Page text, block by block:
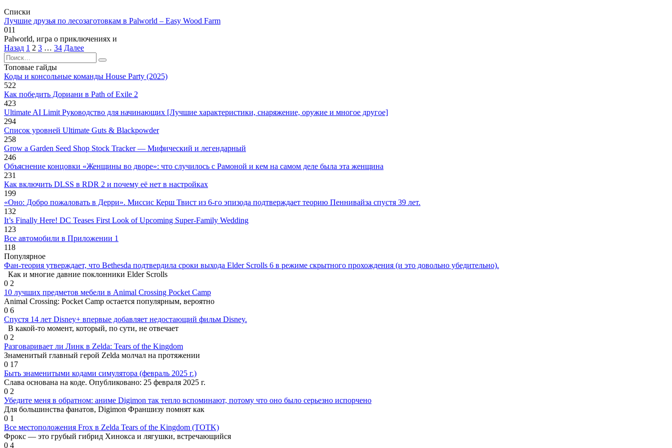
Списки
Лучшие друзья по лесозаготовкам в Palworld – Easy Wood Farm
011
Palworld, игра о приключениях и
Пагинация
записей
Назад 1 2 3 … 34 Далее
Search
for:
Топовые гайды
Коды и консольные команды House Party (2025)
522
Как победить Дориани в Path of Exile 2
423
Ultimate AI Limit Руководство для начинающих [Лучшие характеристики, снаряжение, оружие и многое другое]
294
Список уровней Ultimate Guts & Blackpowder
258
Grow a Garden Seed Shop Stock Tracker — Мифический и легендарный
246
Объяснение концовки «Женщины во дворе»: что случилось с Рамоной и кем на самом деле была эта женщина
231
Как включить DLSS в RDR 2 и почему её нет в настройках
199
«Оно: Добро пожаловать в Дерри». Миссис Керш Твист из 6-го эпизода подтверждает теорию Пеннивайза спустя 39 лет.
132
It’s Finally Here! DC Teases First Look of Upcoming Super-Family Wedding
123
Все автомобили в Приложении 1
118
Популярное
Фан-теория утверждает, что Bethesda подтвердила сроки выхода Elder Scrolls 6 в режиме скрытного прохождения (и это довольно убедительно).
Как и многие давние поклонники Elder Scrolls
0 2
10 лучших предметов мебели в Animal Crossing Pocket Camp
Animal Crossing: Pocket Camp остается популярным, вероятно
0 6
Спустя 14 лет Disney+ впервые добавляет недостающий фильм Disney.
В какой-то момент, который, по сути, не отвечает
0 2
Разговаривает ли Линк в Zelda: Tears of the Kingdom
Знаменитый главный герой Zelda молчал на протяжении
0 17
Быть знаменитыми кодами симулятора (февраль 2025 г.)
Слава основана на коде. Опубликовано: 25 февраля 2025 г.
0 2
Убедите меня в обратном: аниме Digimon так тепло вспоминают, потому что оно было серьезно испорчено
Для большинства фанатов, Digimon Франшизу помнят как
0 1
Все местоположения Frox в Zelda Tears of the Kingdom (TOTK)
Фрокс — это грубый гибрид Хинокса и лягушки, встречающийся
0 4